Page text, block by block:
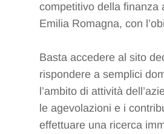
competitivo della finanza
Emilia Romagna, con
Basta accedere al sito
rispondere a semplici
l’ambito di attività
le agevolazioni e i
effettuare una ricerca